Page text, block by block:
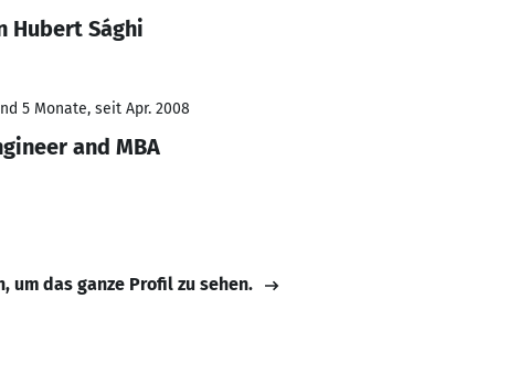
Hubert Sághi
5 Monate, seit Apr. 2008
and MBA
um das ganze Profil zu sehen.